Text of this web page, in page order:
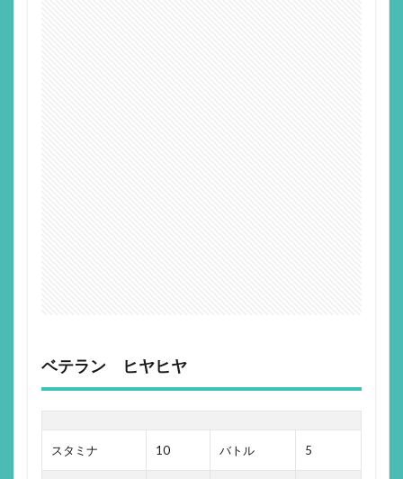
ベテラン ヒヤヒヤ
スタミナ 10 バトル 5